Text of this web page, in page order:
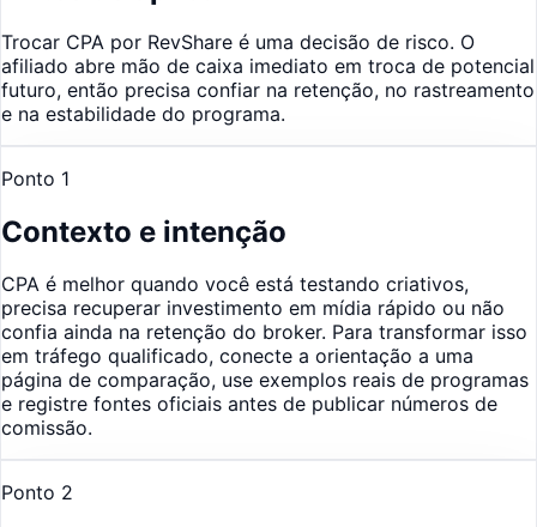
Trocar CPA por RevShare é uma decisão de risco. O
afiliado abre mão de caixa imediato em troca de potencial
futuro, então precisa confiar na retenção, no rastreamento
e na estabilidade do programa.
Ponto 1
Contexto e intenção
CPA é melhor quando você está testando criativos,
precisa recuperar investimento em mídia rápido ou não
confia ainda na retenção do broker. Para transformar isso
em tráfego qualificado, conecte a orientação a uma
página de comparação, use exemplos reais de programas
e registre fontes oficiais antes de publicar números de
comissão.
Ponto 2